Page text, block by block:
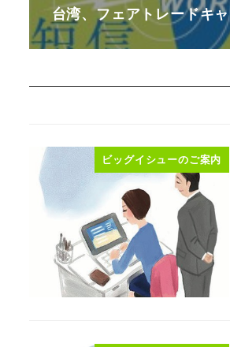
台湾、フェアトレードキ
ビッグイシューのご案内